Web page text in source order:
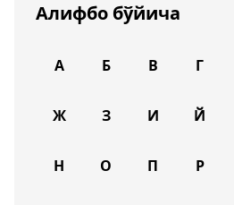
Алифбо бўйича
А Б В Г
Ж З И Й
Н О П Р